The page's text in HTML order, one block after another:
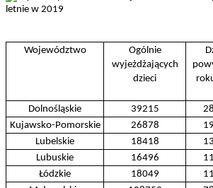
Województwo
Ogólnie
wyjeżdżających
dzieci
Dolnośląskie
39215
Kujawsko-Pomorskie
26878
Lubelskie
18418
Lubuskie
16496
Łódzkie
18049